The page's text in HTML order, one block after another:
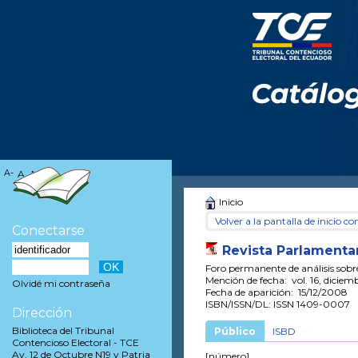
Inicio
Volver a la pantalla de inicio
Revista
Foro permanente de análisis
Mención de fecha: vol. 16,
Fecha de aparición: 15/12/2008
ISBN/ISSN/DL: ISSN 1409-0007
Público ISBD
A- A A+
Conectarse
Olvidé mi contraseña
Dirección
Biblioteca del Tribunal
Contencioso Electoral - TCE
Av. 12 de Octubre N19 y Patria